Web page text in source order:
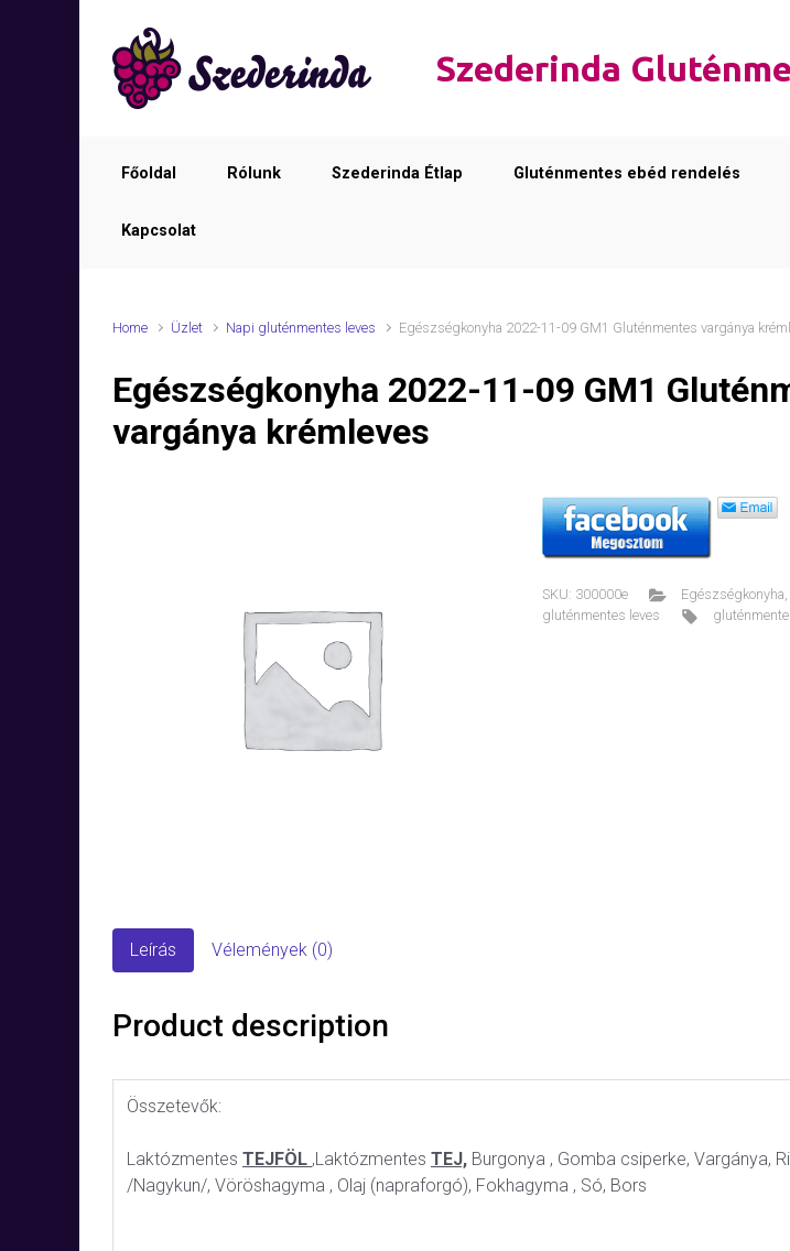
Szederinda
Főoldal Rólunk Szederinda Étlap Gluténmentes ebéd rendelés
Kapcsolat
Home Üzlet Napi gluténmentes leves Egészségkonyha 2022-11-09 GM1 Gluténmentes vargánya
Egészségkonyha 2022-11-09 GM1
vargánya krémleves
SKU: 300000e Egészségkonyha,
gluténmentes leves
Leírás Vélemények (0)
Product description
Összetevők:
Laktózmentes TEJFÖL ,Laktózmentes TEJ, Burgonya , Gomba csiperke, Vargánya,
/Nagykun/, Vöröshagyma , Olaj (napraforgó), Fokhagyma , Só, Bors